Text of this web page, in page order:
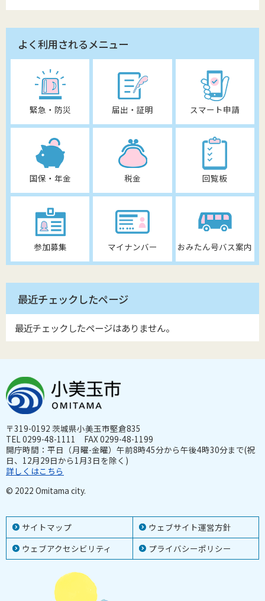
よく利用されるメニュー
緊急・防災 届出・証明 スマート申請
国保・年金 税金 回覧板
参加募集 マイナンバー おみたん号バス案内
最近チェックしたページ
最近チェックしたページはありません。
サイトマップ
ウェブサイト運営方針
ウェブアクセシビリティ
プライバシーポリシー
〒319-0192 茨城県小美玉市堅倉835
TEL 0299-48-1111 FAX 0299-48-1199
開庁時間：平日（月曜-金曜）午前8時45分から午後4時30分まで(祝
日、12月29日から1月3日を除く)
詳しくはこちら
© 2022 Omitama city.